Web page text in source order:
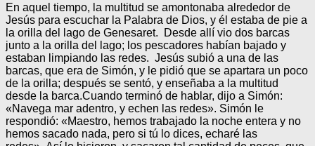
En aquel tiempo, la multitud se amontonaba alrededor de
Jesús para escuchar la Palabra de Dios, y él estaba de pie a
la orilla del lago de Genesaret. Desde allí vio dos barcas
junto a la orilla del lago; los pescadores habían bajado y
estaban limpiando las redes. Jesús subió a una de las
barcas, que era de Simón, y le pidió que se apartara un poco
de la orilla; después se sentó, y enseñaba a la multitud
desde la barca.Cuando terminó de hablar, dijo a Simón:
«Navega mar adentro, y echen las redes». Simón le
respondió: «Maestro, hemos trabajado la noche entera y no
hemos sacado nada, pero si tú lo dices, echaré las